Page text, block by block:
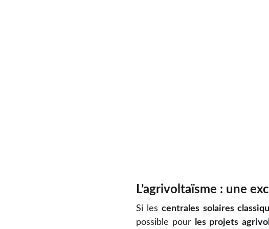
L’agrivoltaïsme : une
Si lescentrales solaires
possible pour
les projets